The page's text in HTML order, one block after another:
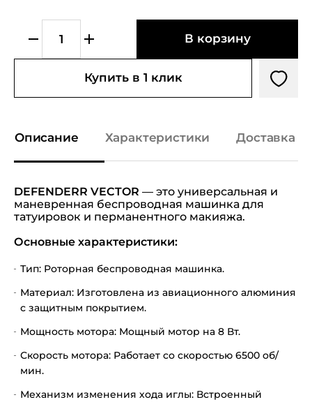
В корзину
Купить в 1 клик
Описание Характеристики Доставка и
DEFENDERR VECTOR — это универсальная и
маневренная беспроводная машинка для
татуировок и перманентного макияжа.
Основные характеристики:
Тип: Роторная беспроводная машинка.
Материал: Изготовлена из авиационного алюминия
с защитным покрытием.
Мощность мотора: Мощный мотор на 8 Вт.
Скорость мотора: Работает со скоростью 6500 об/
мин.
Механизм изменения хода иглы: Встроенный